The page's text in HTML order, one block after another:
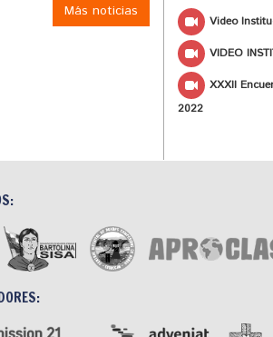
Más noticias
Video
VIDEO
XXXII
2022